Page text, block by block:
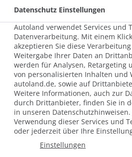
© 2026 AUTOLAND 24 SE & Co. Betriebs KG
Werner-von-Siemens-Str. 2, 06796 Brehna, Deutschland
Hinweisgebersystem nach HinSchG
Beschwerde nach LkSG
Grundsatzerklärung zum LkSG
Datenschutz Einstellungen
Autoland verwendet Services und
Datenverarbeitung. Mit einem
akzeptieren Sie diese
Weitergabe Ihrer Daten an
werden für Analysen, Retargeting
von personalisierten Inhalten und
autoland.de, sowie auf
Weitere Informationen, auch zur
durch Drittanbieter, finden Sie in
in unseren
Verwendung dieser Services und
oder jederzeit über Ihre
Einstellungen